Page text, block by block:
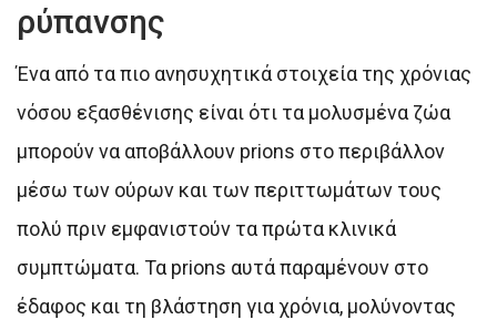
ρύπανσης
Ένα από τα πιο ανησυχητικά στοιχεία της χρόνιας
νόσου εξασθένισης είναι ότι τα μολυσμένα ζώα
μπορούν να αποβάλλουν prions στο περιβάλλον
μέσω των ούρων και των περιττωμάτων τους
πολύ πριν εμφανιστούν τα πρώτα κλινικά
συμπτώματα. Τα prions αυτά παραμένουν στο
έδαφος και τη βλάστηση για χρόνια, μολύνοντας